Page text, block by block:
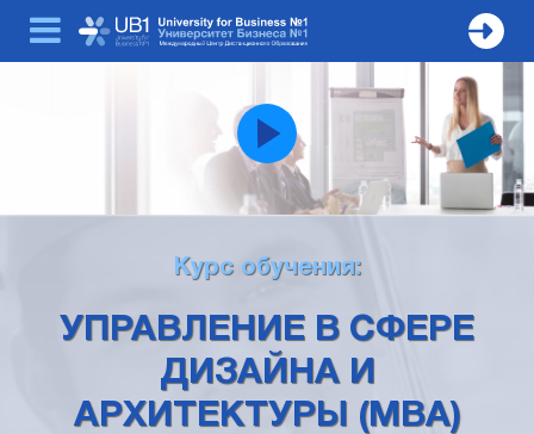
Курс обучения:
УПРАВЛЕНИЕ В СФЕРЕ
ДИЗАЙНА И
АРХИТЕКТУРЫ (MBA)